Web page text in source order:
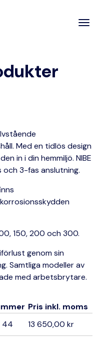
Med en tidlös design
in i din hemmiljö. NIBE
och 3-fas anslutning.
150, 200 och 300.
genom sin
Samtliga modeller av
med arbetsbrytare.
Pris inkl. moms
44 13 650,00 kr